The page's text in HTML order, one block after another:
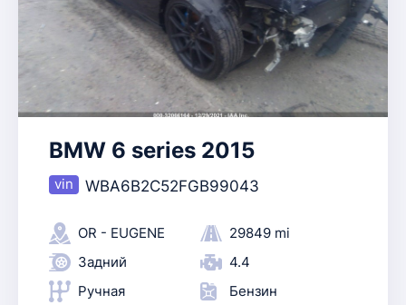
BMW 6 series 2015
WBA6B2C52FGB99043
OR - EUGENE
29849 mi
Задний
4.4
Ручная
Бензин